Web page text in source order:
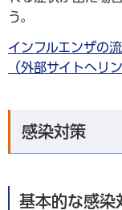
う。
インフルエンザの
（外部サイトへリン
感染対策
基本的な感染